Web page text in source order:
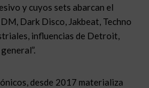
y cuyos sets abarcan el
Dark Disco, Jakbeat, Techno
influencias de Detroit,
desde 2017 materializa